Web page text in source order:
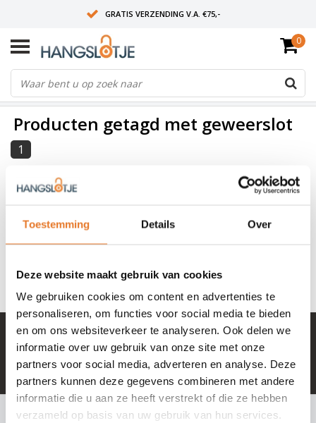
Toestemming Details Over
Deze website maakt gebruik van cookies
We gebruiken cookies om content en advertenties te
personaliseren, om functies voor social media te bieden
en om ons websiteverkeer te analyseren. Ook delen we
informatie over uw gebruik van onze site met onze
partners voor social media, adverteren en analyse. Deze
partners kunnen deze gegevens combineren met andere
informatie die u aan ze heeft verstrekt of die ze hebben
verzameld op basis van uw gebruik van hun services.
GRATIS VERZENDING V.A. €75,-
OP WERKDAGEN VOOR 15:00 BESTELD? VOLGENDE DAG OP SLOT!
ALLES UIT VOORRAAD
0
Producten getagd met geweerslot
1
TOEVOEGEN AAN WINKELWAGEN
+ 100.000 tevreden klanten in NL & BE
info@hangslotje.nl
of bel0488 - 745447
INSCHRIJVEN NIEUWSBRIEF